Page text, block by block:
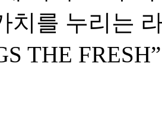
치를 누리는
THE